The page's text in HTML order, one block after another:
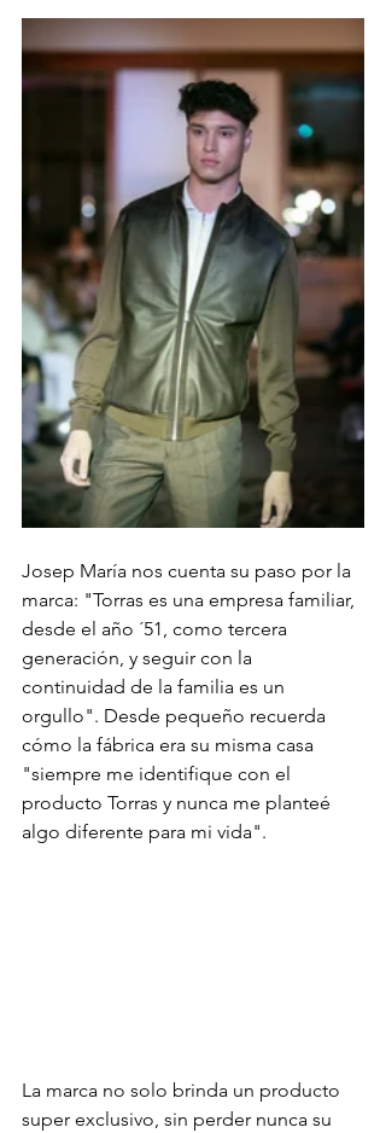
Josep María nos cuenta su paso por la
marca: "Torras es una empresa familiar,
desde el año ´51, como tercera
generación, y seguir con la
continuidad de la familia es un
orgullo". Desde pequeño recuerda
cómo la fábrica era su misma casa
"siempre me identifique con el
producto Torras y nunca me planteé
algo diferente para mi vida".
La marca no solo brinda un producto
super exclusivo, sin perder nunca su